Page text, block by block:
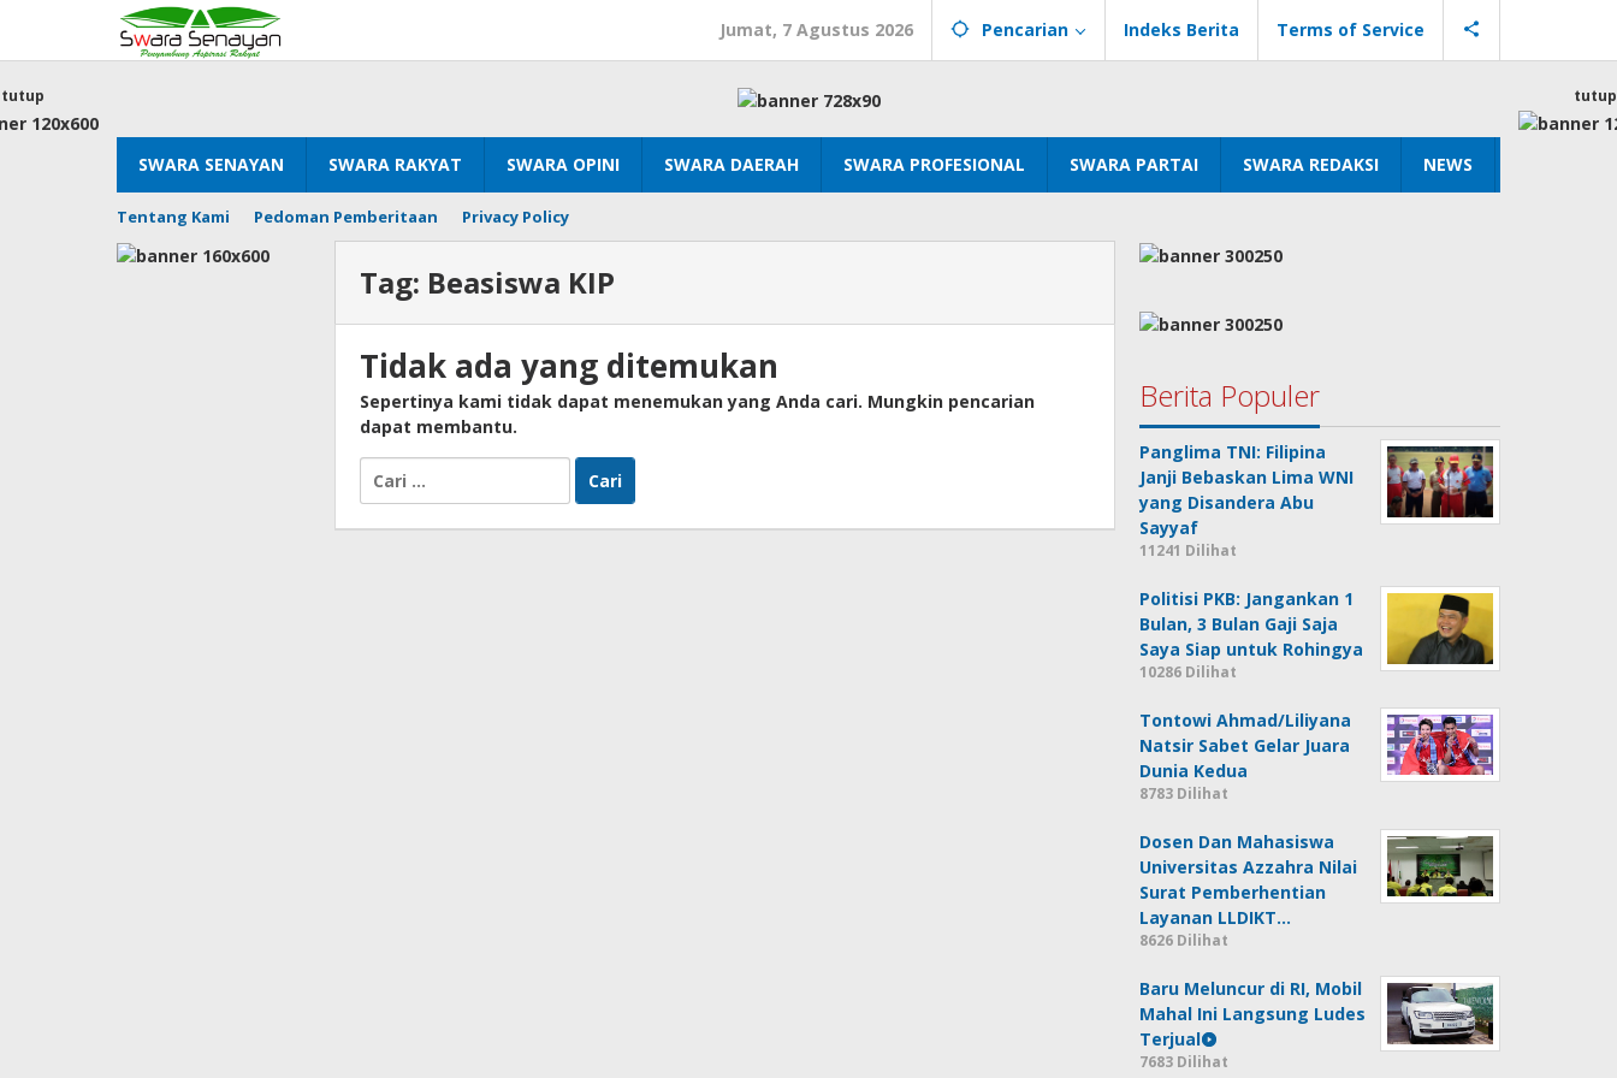
konten
Jumat, 7 Agustus 2026 Pencarian Indeks Berita Terms of Service
SWARA SENAYAN SWARA RAKYAT SWARA OPINI SWARA DAERAH SWARA PROFESIONAL SWARA PARTAI SWARA REDAKSI NEWS
Tentang Kami Pedoman Pemberitaan Privacy Policy
tutup tutup
Tag: Beasiswa KIP
Tidak ada yang ditemukan
Sepertinya kami tidak dapat menemukan yang Anda cari. Mungkin pencarian
dapat membantu.
untuk:
Berita Populer
Panglima TNI: Filipina
Janji Bebaskan Lima WNI
yang Disandera Abu
Sayyaf
11241 Dilihat
Politisi PKB: Jangankan 1
Bulan, 3 Bulan Gaji Saja
Saya Siap untuk Rohingya
10286 Dilihat
Tontowi Ahmad/Liliyana
Natsir Sabet Gelar Juara
Dunia Kedua
8783 Dilihat
Dosen Dan Mahasiswa
Universitas Azzahra Nilai
Surat Pemberhentian
Layanan LLDIKT…
8626 Dilihat
Baru Meluncur di RI, Mobil
Mahal Ini Langsung Ludes
Terjual
7683 Dilihat